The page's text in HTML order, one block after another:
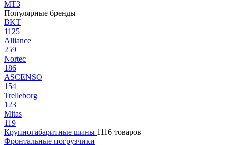
МТЗ
Популярные бренды
BKT
1125
Alliance
259
Nortec
186
ASCENSO
154
Trelleborg
123
Mitas
119
Крупногабаритные шины 1116 товаров
Фронтальные погрузчики